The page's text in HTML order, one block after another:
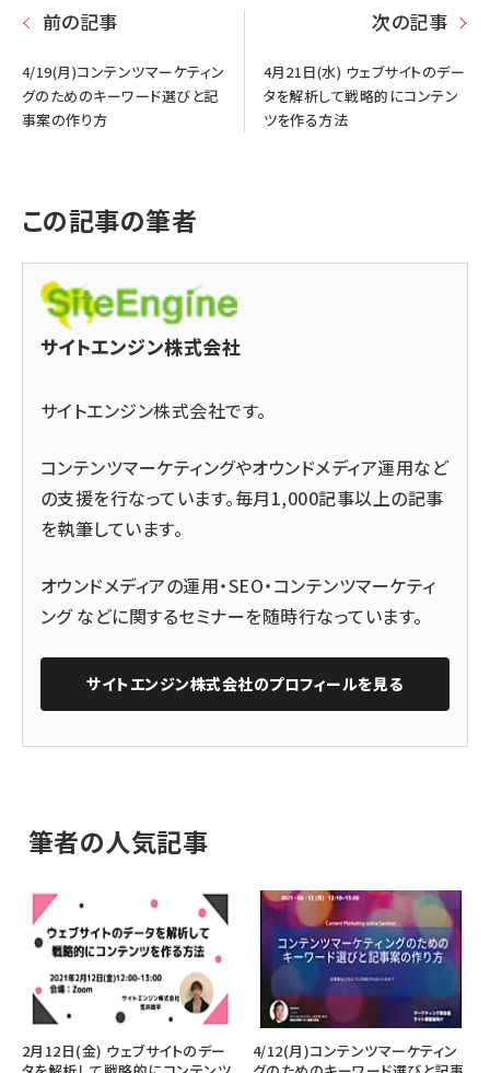
前の記事
4/19(月)コンテンツマーケティン
グのためのキーワード選びと記
事案の作り方
次の記事
4月21日(水) ウェブサイトのデー
タを解析して戦略的にコンテン
ツを作る方法
この記事の筆者
サイトエンジン株式会社
サイトエンジン株式会社です。
コンテンツマーケティングやオウンドメディア運用など
の支援を行なっています。毎月1,000記事以上の記事
を執筆しています。
オウンドメディアの運用・SEO・コンテンツマーケティ
ング などに関するセミナーを随時行なっています。
サイトエンジン株式会社のプロフィールを見る
筆者の人気記事
2月12日(金) ウェブサイトのデー
4/12(月)コンテンツマーケティン